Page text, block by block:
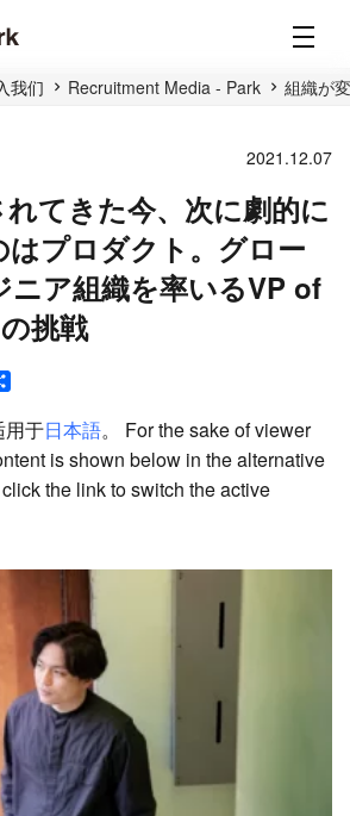
我们 Recruitment Media - Park 組織が
2021.12.07
てきた今、次に劇的に
はプロダクト。グロー
ニア組織を率いるVP of
挑戦
用于日本語。 For the sake of viewer
is shown below in the alternative
the link to switch the active